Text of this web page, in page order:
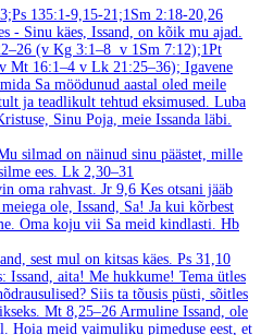
135:1-9,15-21;1Sm 2:18-20,26
- Sinu käes, Issand, on kõik mu ajad.
(v Kg 3:1–8 v 1Sm 7:12);1Pt
Mt 16:1–4 v Lk 21:25–36); Igavene
Sa möödunud aastal oled meile
ja teadlikult tehtud eksimused. Luba
Sinu Poja, meie Issanda läbi.
silmad on näinud sinu päästet, mille
ees. Lk 2,30–31
oma rahvast. Jr 9,6 Kes otsani jääb
ole, Issand, Sa! Ja kui kõrbest
Oma koju vii Sa meid kindlasti. Hb
sest mul on kitsas käes. Ps 31,10
Issand, aita! Me hukkume! Tema ütles
Siis ta tõusis püsti, sõitles
Mt 8,25–26 Armuline Issand, ole
Hoia meid vaimuliku pimeduse eest, et